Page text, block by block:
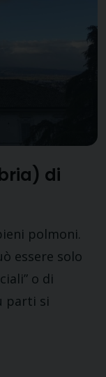
di
polmoni.
essere solo
o di
parti si